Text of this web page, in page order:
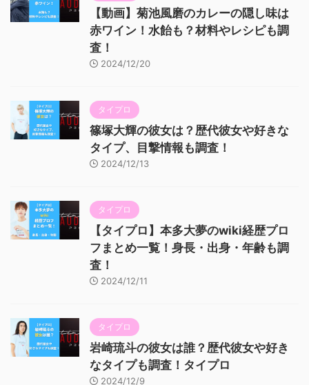
【動画】菊池風磨のカレーの隠し味は
赤ワイン！水飴も？材料やレシピも調
査！
2024/12/20
タイプロ
篠塚大輝の彼女は？歴代彼女や好きな
タイプ、目撃情報も調査！
2024/12/13
タイプロ
【タイプロ】本多大夢のwiki経歴プロ
フまとめ一覧！身長・出身・年齢も調
査！
2024/12/11
タイプロ
岩崎琉斗の彼女は誰？歴代彼女や好き
なタイプも調査！タイプロ
2024/12/9